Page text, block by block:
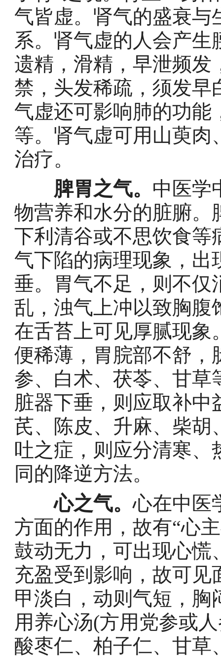
气皆虚。肾气的盛衰与
系。肾气虚的人会产
遗精，滑精，早泄频发
禁，头发稀疏，须发早
气虚还可影响肺的功能
等。肾气虚可用山萸肉
治疗。
脾胃之气。 中医学
物营养和水分的脏腑。
下利清谷或不思饮食等
气下陷的病理现象，出
垂。胃气不足，则不仅
乱，浊气上冲以致胸腹
在舌苔上可见厚腻现象
便稀薄，胃脘部不舒，
参、白术、茯苓、甘草
脏器下垂，则应取补
芪、陈皮、升麻、柴胡
吐之症，则应分清寒
同的降逆方法。
心之气。心在中医
方面的作用，故有“心
鼓动无力，可出现心慌
充盈受到影响，故可
甲淡白，动则气短，
用养心汤(方用党参或
酸枣仁、柏子仁、甘草